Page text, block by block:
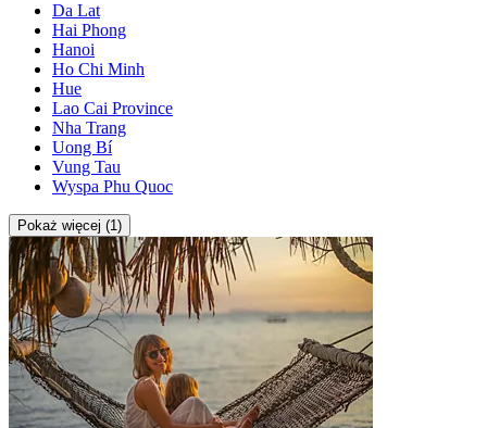
Da Lat
Hai Phong
Hanoi
Ho Chi Minh
Hue
Lao Cai Province
Nha Trang
Uong Bí
Vung Tau
Wyspa Phu Quoc
Pokaż więcej (1)